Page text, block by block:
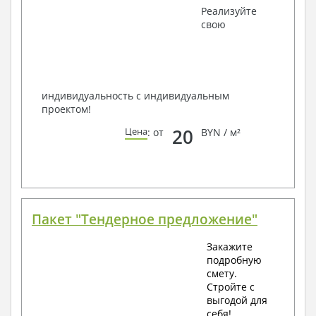
Получить профессиональную консультацию у
наших специалистов, Вы можете любым
Реализуйте
свою
индивидуальность с индивидуальным
проектом!
Цена: от 20 BYN / м²
Пакет "Тендерное предложение"
Закажите
подробную
смету.
Стройте с
выгодой для